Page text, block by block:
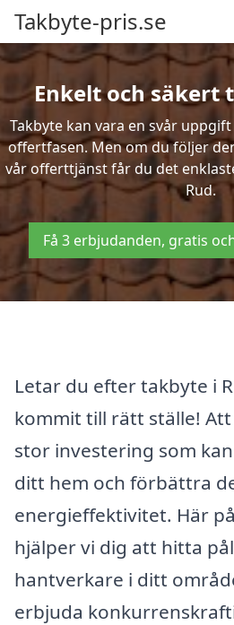
Takbyte-pris.se
Enkelt och säkert
Takbyte kan vara en svår
offertfasen. Men om du följer
vår offerttjänst får du det
Rud.
Få 3 erbjudanden, gratis
Letar du efter takbyte i
kommit till rätt ställe!
stor investering som
ditt hem och förbättra
energieffektivitet. Här
hjälper vi dig att hitta
hantverkare i ditt
erbjuda